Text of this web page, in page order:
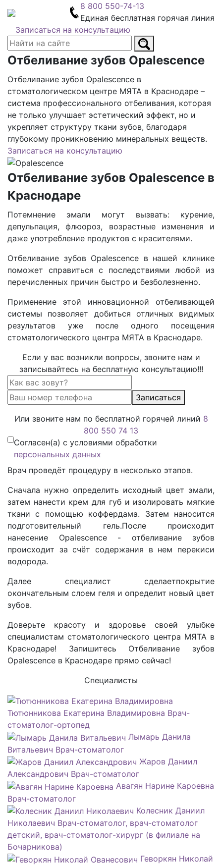
8 800 550-74-13
Единая бесплатная горячая линия
Записаться на консультацию
Отбеливание зубов Opalescence
Отбеливание зубов Opalescence в
стоматологическом центре МЯТА в Краснодаре –
система профессионального отбеливания, которая
не только улучшает эстетический эффект, но и
укрепляет структуру ткани зубов, благодаря
глубокому проникновению минеральных веществ.
Записаться на консультацию
Отбеливание зубов Opalescence в
Краснодаре
Потемнение эмали могут вызвать: курение,
депульпация, флюороз, возрастные изменения и
даже употребление продуктов с красителями.
Отбеливание зубов Opalescence в нашей клинике
поможет справиться с последствиями любой из
перечисленных причин быстро и безболезненно.
Применение этой инновационной отбеливающей
системы позволяет добиться отличных видимых
результатов уже после одного посещения
стоматологического центра МЯТА в Краснодаре.
Если у вас возникли вопросы, звоните нам и
записывайтесь на бесплатную консультацию!!!
Записаться
Или звоните нам по бесплатной горячей линий 8
800 550 74 13
Согласен(а) с условиями обработки
персональных данных
Врач проведёт процедуру в несколько этапов.
Сначала нужно определить исходный цвет эмали,
затем нанести крем для губ и изолировать мягкие
ткани с помощью коффердама. Затем наносится
подготовительный гель.После происходит
нанесение Opalescence - отбеливание зубов
происходит за счёт содержания в нем перекиси
водорода.
Далее специалист сделаетпокрытие
окончательным слоем геля и определит новый цвет
зубов.
Доверьте красоту и здоровье своей улыбке
специалистам стоматологического центра МЯТА в
Краснодаре! Запишитесь Отбеливание зубов
Opalescence в Краснодаре прямо сейчас!
Специалисты
Тютюнникова Екатерина Владимировна Врач-
стоматолог-ортопед
Лымарь Данила
Витальевич Врач-стоматолог
Жаров Даниил
Александрович Врач-стоматолог
Авагян Нарине Кароевна
Врач-стоматолог
Колесник Даниил
Николаевич Врач-стоматолог, врач-стоматолог
детский, врач-стоматолог-хирург (в филиале на
Бочарникова)
Геворкян Николай